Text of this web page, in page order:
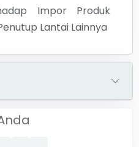
Impor Produk
Lantai Lainnya